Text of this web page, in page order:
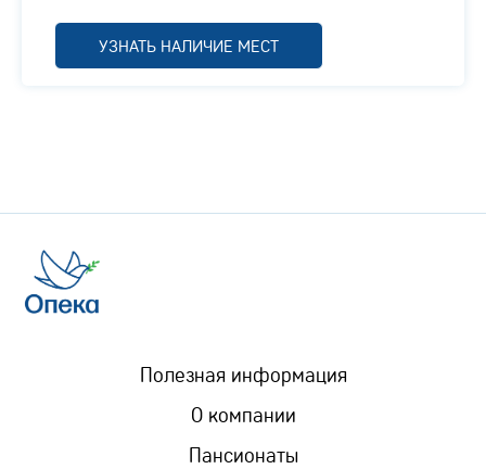
УЗНАТЬ НАЛИЧИЕ МЕСТ
Пансионаты
Полезная информация
О компании